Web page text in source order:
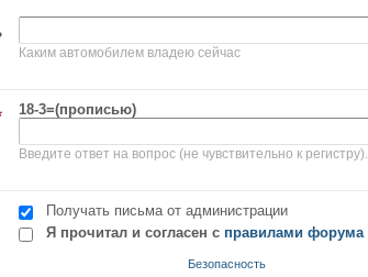
Каким автомобилем владею сейчас
18-3=(прописью)
Введите ответ на вопрос (не чувствительно к регистру).
Получать письма от администрации
Я прочитал и согласен с правилами форума
Безопасность